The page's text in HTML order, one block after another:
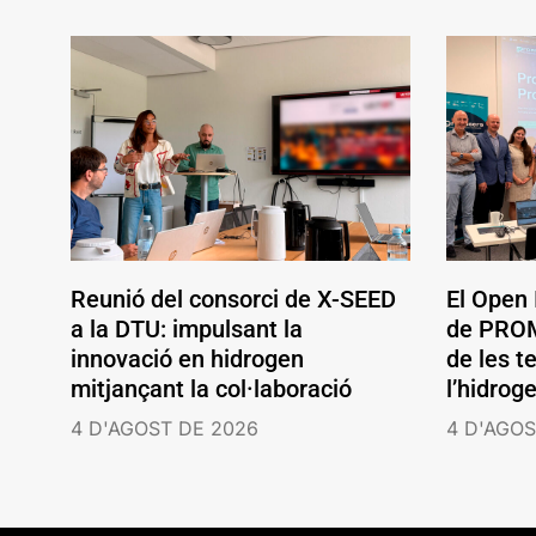
Reunió del consorci de X-SEED
a la DTU: impulsant la
innovació en hidrogen
mitjançant la col·laboració
4 D'AGOST DE 2026
El
de
de les
4